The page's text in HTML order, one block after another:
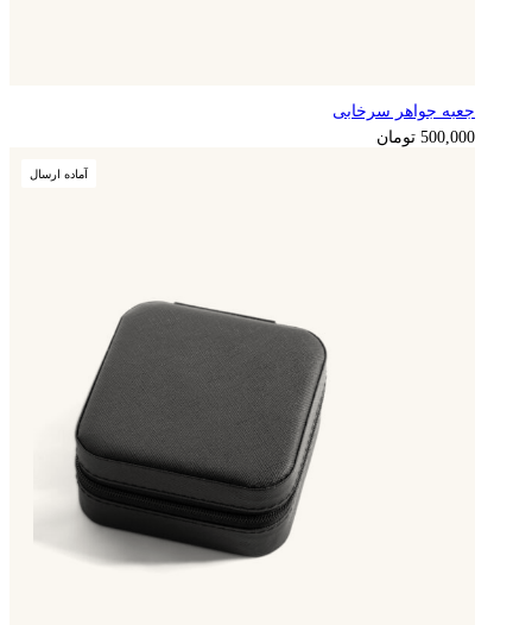
125,000 تومان
جعبه جواهر سرخابی
500,000 تومان
آماده ارسال